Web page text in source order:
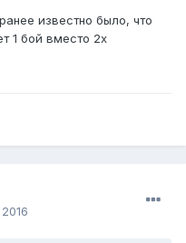
известно было, что
1 бой вместо 2х